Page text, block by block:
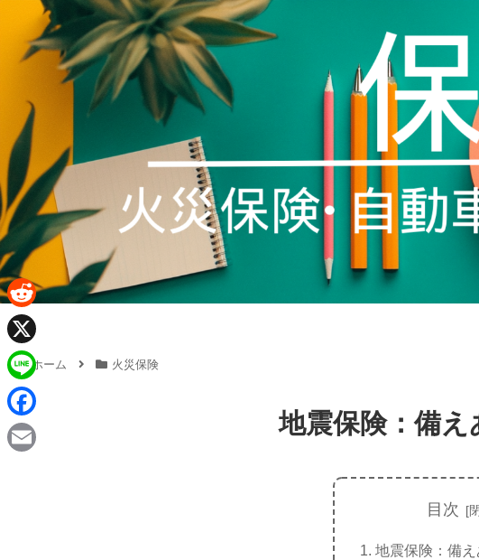
ホーム 火災保険
地震保険：備
目次
地震保険：備
R
e
d
d
i
X
L
n
F